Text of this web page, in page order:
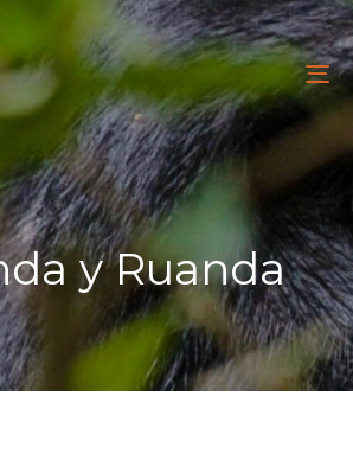
y Ruanda